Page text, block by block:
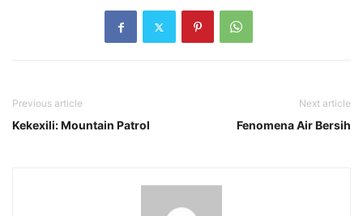
Previous article
Kekexili: Mountain Patrol
Next article
Fenomena Air Bersih